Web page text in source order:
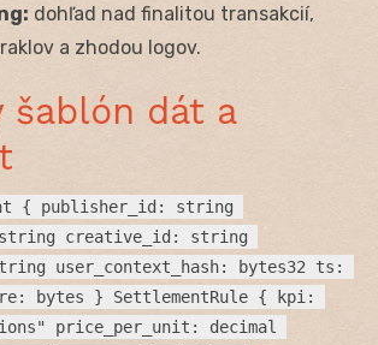
dohľad nad finalitou transakcií,
a zhodou logov.
šablón dát a
{ publisher_id: string
string creative_id: string
user_context_hash: bytes32 ts:
bytes } SettlementRule { kpi:
price_per_unit: decimal